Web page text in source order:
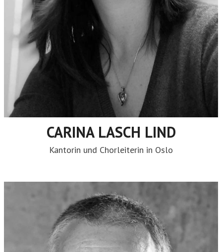
CARINA LASCH LIND
Kantorin und Chorleiterin in Oslo